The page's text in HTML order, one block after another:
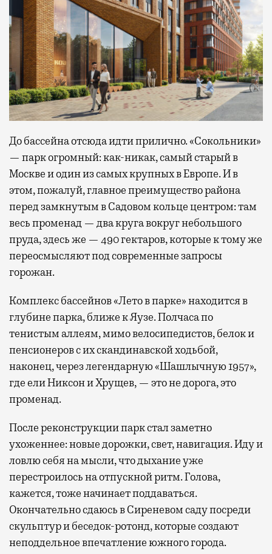
До бассейна отсюда идти прилично. «Сокольники»
— парк огромный: как-никак, самый старый в
Москве и один из самых крупных в Европе. И в
этом, пожалуй, главное преимущество района
перед замкнутым в Садовом кольце центром: там
весь променад — два круга вокруг небольшого
пруда, здесь же — 490 гектаров, которые к тому же
переосмысляют под современные запросы
горожан.
Комплекс бассейнов «Лето в парке» находится в
глубине парка, ближе к Яузе. Полчаса по
тенистым аллеям, мимо велосипедистов, белок и
пенсионеров с их скандинавской ходьбой,
наконец, через легендарную «Шашлычную 1957»,
где ели Никсон и Хрущев, — это не дорога, это
променад.
После реконструкции парк стал заметно
ухоженнее: новые дорожки, свет, навигация. Иду и
ловлю себя на мысли, что дыхание уже
перестроилось на отпускной ритм. Голова,
кажется, тоже начинает поддаваться.
Окончательно сдаюсь в Сиреневом саду посреди
скульптур и беседок-ротонд, которые создают
неподдельное впечатление южного города.